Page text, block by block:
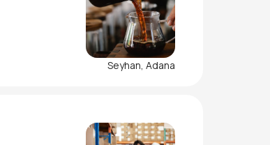
Seyhan, Adana